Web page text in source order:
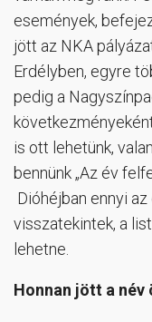
események,
jött az NKA
Erdélyben, egyre
pedig a
is ott lehetünk,
bennünk „Az év
Dióhéjban ennyi
visszatekintek, a
lehetne.
Honnan jött a név